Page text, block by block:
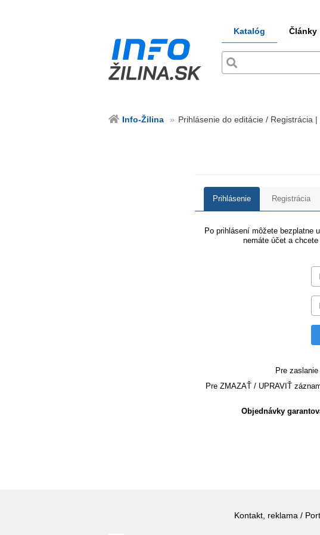
Katalóg Články
Info-Žilina Prihlásenie do editácie / Registrácia |
Prihlásenie Registrácia
Po prihlásení môžete bezplatne
nemáte účet a
Pre
Pre ZMAZAŤ / UPRAVIŤ
Objednávky
Kontakt, reklama /